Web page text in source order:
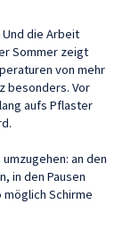
die Arbeit
Sommer zeigt
von mehr
besonders. Vor
aufs Pflaster
an den
in den Pausen
Schirme